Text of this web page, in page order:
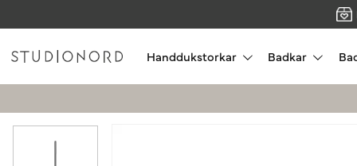
Handdukstorkar Badkar